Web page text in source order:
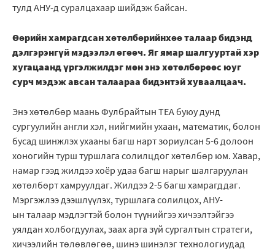
тулд АНУ-д суралцахаар шийдэж байсан.
Өөрийн хамрагдсан хөтөлбөрийнхөө талаар бидэнд
дэлгэрэнгүй мэдээлэл өгөөч. Яг ямар шалгууртай хэр
хугацаанд үргэлжилдэг мөн энэ хөтөлбөрөөс юуг
сурч мэдэж авсан талаараа бидэнтэй хуваалцаач.
Энэ хөтөлбөр маань Фулбрайтын ТЕА буюу дунд
сургуулийн англи хэл, нийгмийн ухаан, математик, болон
бусад шинжлэх ухааны багш нарт зориулсан 5-6 долоон
хоногийн турш туршлага солилцдог хөтөлбөр юм. Хавар,
намар гээд жилдээ хоёр удаа багш нарыг шалгаруулан
хөтөлбөрт хамруулдаг. Жилдээ 2-5 багш хамрагддаг.
Мэргэжлээ дээшлүүлэх, туршлага солилцох, АНУ-
ын талаар мэдлэгтэй болон түүнийгээ хичээлтэйгээ
уялдан холбогдуулах, заах арга зүй сургалтын стратеги,
хичээлийн төлөвлөгөө, шинэ шинэлэг технологиудад